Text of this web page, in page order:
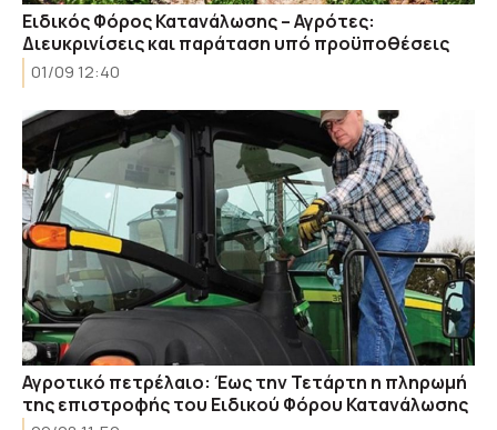
Ειδικός Φόρος Κατανάλωσης – Αγρότες:
Διευκρινίσεις και παράταση υπό προϋποθέσεις
01/09 12:40
Αγροτικό πετρέλαιο: Έως την Τετάρτη η πληρωμή
της επιστροφής του Ειδικού Φόρου Κατανάλωσης